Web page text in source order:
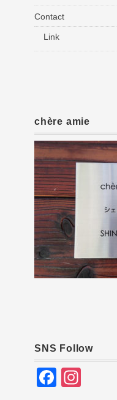
Contact
Link
chère amie
SNS Follow
F